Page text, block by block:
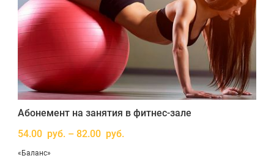
Абонемент на занятия в фитнес-зале
54.00 руб. – 82.00 руб.
«Баланс»